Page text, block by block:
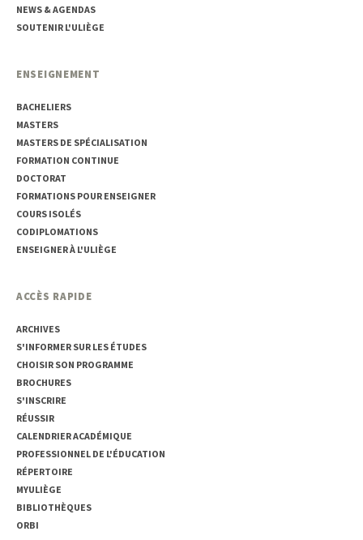
NEWS & AGENDAS
SOUTENIR L'ULIÈGE
ENSEIGNEMENT
BACHELIERS
MASTERS
MASTERS DE SPÉCIALISATION
FORMATION CONTINUE
DOCTORAT
FORMATIONS POUR ENSEIGNER
COURS ISOLÉS
CODIPLOMATIONS
ENSEIGNER À L'ULIÈGE
ACCÈS RAPIDE
ARCHIVES
S'INFORMER SUR LES ÉTUDES
CHOISIR SON PROGRAMME
BROCHURES
S'INSCRIRE
RÉUSSIR
CALENDRIER ACADÉMIQUE
PROFESSIONNEL DE L'ÉDUCATION
RÉPERTOIRE
MYULIÈGE
BIBLIOTHÈQUES
ORBI